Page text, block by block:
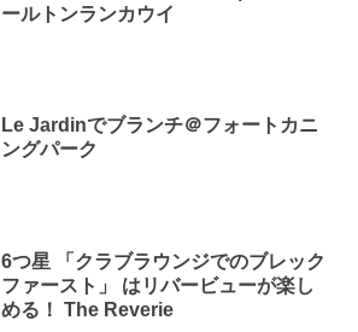
ールトンランカウイ
Le Jardinでブランチ＠フォートカニ
ングパーク
6つ星 「クラブラウンジでのブレック
ファースト」 はリバービューが楽し
める！ The Reverie